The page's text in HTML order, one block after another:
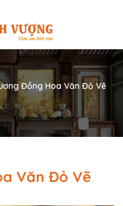
Đồng Hoa Văn Đỏ Vẽ
Văn Đỏ Vẽ